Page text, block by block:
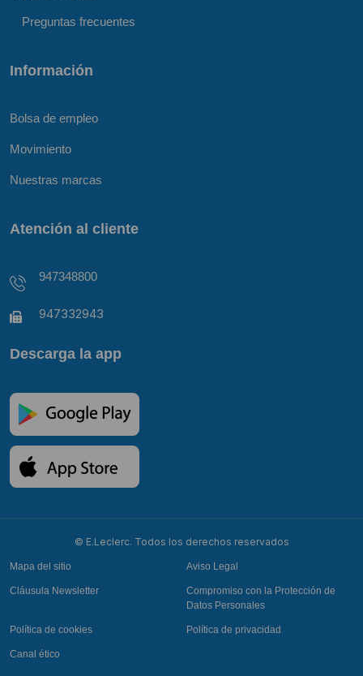
Preguntas frecuentes
Información
Bolsa de empleo
Movimiento
Nuestras marcas
Atención al cliente
947348800
947332943
Descarga la app
© E.Leclerc. Todos los derechos reservados
Mapa del sitio Aviso Legal
Cláusula Newsletter
Compromiso con la Protección de
Datos Personales
Política de cookies Política de privacidad
Canal ético